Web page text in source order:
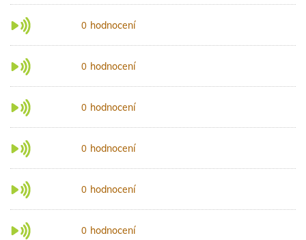
0 hodnocení
0 hodnocení
0 hodnocení
0 hodnocení
0 hodnocení
0 hodnocení